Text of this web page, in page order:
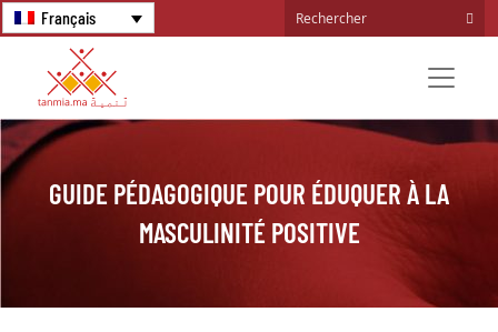
Français
GUIDE PÉDAGOGIQUE POUR ÉDUQUER À LA
MASCULINITÉ POSITIVE